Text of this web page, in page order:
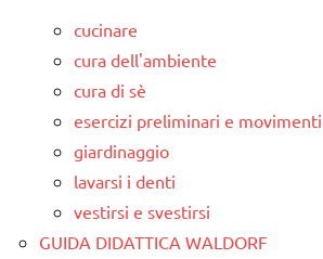
cucinare
cura dell'ambiente
cura di sè
esercizi preliminari e
giardinaggio
lavarsi i denti
vestirsi e svestirsi
GUIDA DIDATTICA WALDORF